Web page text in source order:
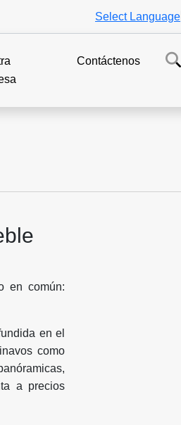
Select Language
Contáctenos
en común:
en el
como
a precios